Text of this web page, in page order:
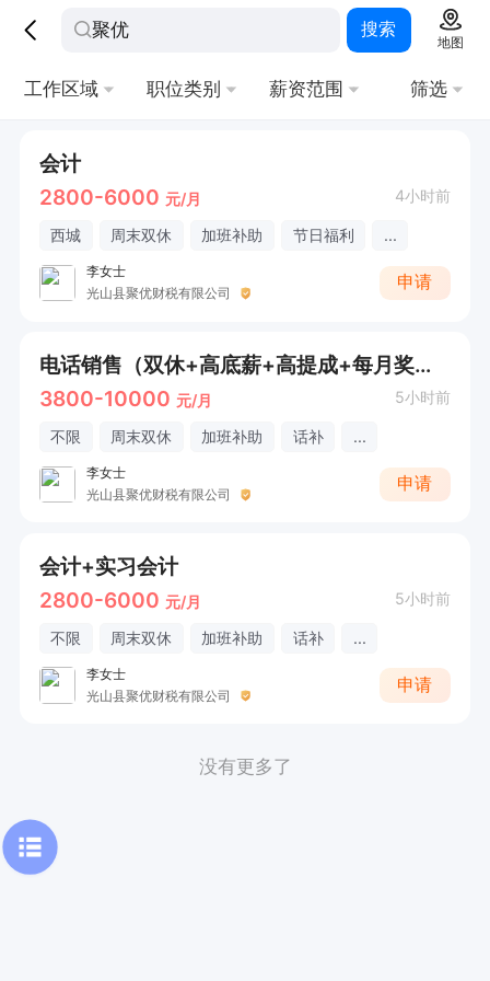
搜索
地图
工作区域 职位类别 薪资范围 筛选
会计
2800-6000 元/月 4小时前
西城 周末双休 加班补助 节日福利 ...
李女士
光山县聚优财税有限公司
申请
电话销售（双休+高底薪+高提成+每月奖金）
3800-10000 元/月 5小时前
不限 周末双休 加班补助 话补 ...
李女士
光山县聚优财税有限公司
申请
会计+实习会计
2800-6000 元/月 5小时前
不限 周末双休 加班补助 话补 ...
李女士
光山县聚优财税有限公司
申请
没有更多了